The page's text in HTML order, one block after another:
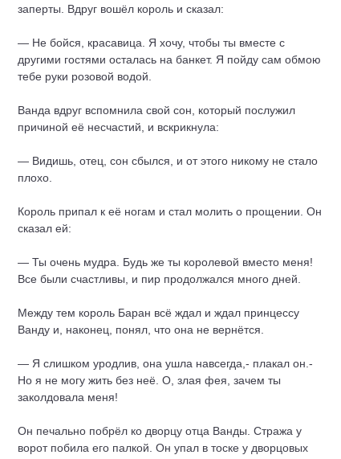
заперты. Вдруг вошёл король и сказал:
— Не бойся, красавица. Я хочу, чтобы ты вместе с
другими гостями осталась на банкет. Я пойду сам обмою
тебе руки розовой водой.
Ванда вдруг вспомнила свой сон, который послужил
причиной её несчастий, и вскрикнула:
— Видишь, отец, сон сбылся, и от этого никому не стало
плохо.
Король припал к её ногам и стал молить о прощении. Он
сказал ей:
— Ты очень мудра. Будь же ты королевой вместо меня!
Все были счастливы, и пир продолжался много дней.
Между тем король Баран всё ждал и ждал принцессу
Ванду и, наконец, понял, что она не вернётся.
— Я слишком уродлив, она ушла навсегда,- плакал он.-
Но я не могу жить без неё. О, злая фея, зачем ты
заколдовала меня!
Он печально побрёл ко дворцу отца Ванды. Стража у
ворот побила его палкой. Он упал в тоске у дворцовых